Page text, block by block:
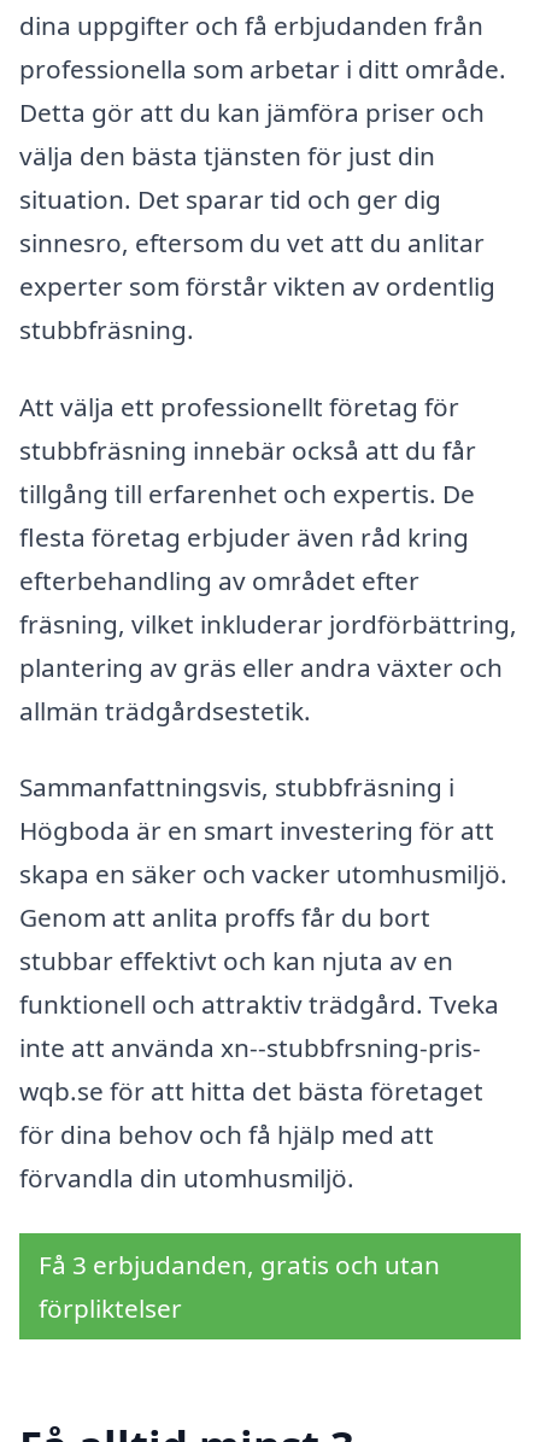
dina uppgifter och få erbjudanden från
professionella som arbetar i ditt område.
Detta gör att du kan jämföra priser och
välja den bästa tjänsten för just din
situation. Det sparar tid och ger dig
sinnesro, eftersom du vet att du anlitar
experter som förstår vikten av ordentlig
stubbfräsning.
Att välja ett professionellt företag för
stubbfräsning innebär också att du får
tillgång till erfarenhet och expertis. De
flesta företag erbjuder även råd kring
efterbehandling av området efter
fräsning, vilket inkluderar jordförbättring,
plantering av gräs eller andra växter och
allmän trädgårdsestetik.
Sammanfattningsvis, stubbfräsning i
Högboda är en smart investering för att
skapa en säker och vacker utomhusmiljö.
Genom att anlita proffs får du bort
stubbar effektivt och kan njuta av en
funktionell och attraktiv trädgård. Tveka
inte att använda xn--stubbfrsning-pris-
wqb.se för att hitta det bästa företaget
för dina behov och få hjälp med att
förvandla din utomhusmiljö.
Få 3 erbjudanden, gratis och utan
förpliktelser